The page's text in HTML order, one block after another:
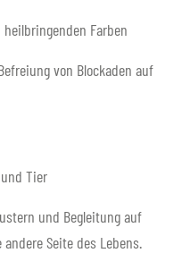
Farben
von Blockaden auf
Tier
und Begleitung auf
Seite des Lebens.